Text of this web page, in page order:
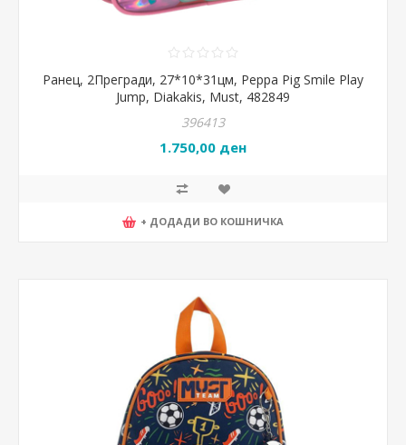
Ранец, 2Прегради, 27*10*31цм, Peppa Pig Smile Play
Jump, Diakakis, Must, 482849
396413
1.750,00 ден
+ ДОДАДИ ВО КОШНИЧКА